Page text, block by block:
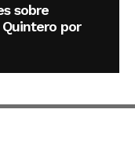
sobre
por
TikTok
Minuto30 en
en LinkedIn
en